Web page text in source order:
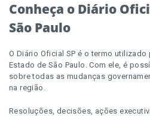
Conheça o Diário
São Paulo
O Diário Oficial SP é o termo
Estado de São Paulo. Com ele, é
sobre todas as mudanças
na região.
Resoluções, decisões, ações